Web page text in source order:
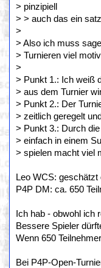
> pinzipiell
> > auch das ein
>
> Also ich muss
> Turnieren viel
>
> Punkt 1.: Ich weiß
> aus dem Turnier
> Punkt 2.: Der
> zeitlich geregelt
> Punkt 3.: Durch
> einfach in einem
> spielen macht viel
Leo WCS: geschätzt
P4P DM: ca. 650
Ich hab - obwohl ich
Bessere Spieler
Wenn 650
Bei P4P-Open-